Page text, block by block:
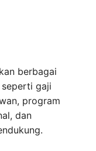
berbagai
gaji
program
dan